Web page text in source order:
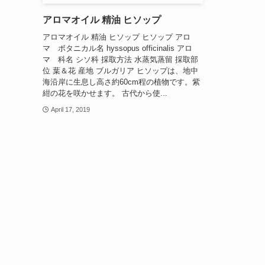
アロマオイル 精油 ヒソップ
アロマオイル 精油 ヒソップ ヒソップ アロ
マ ボタニカル名 hyssopus officinalis アロ
マ 科名 シソ科 採取方法 水蒸気蒸留 採取部
位 葉＆花 産地 ブルガリア ヒソップは、地中
海沿岸に生息し高さ約60cm程の植物です。紫
紺の花を咲かせます。 古代から使...
April 17, 2019